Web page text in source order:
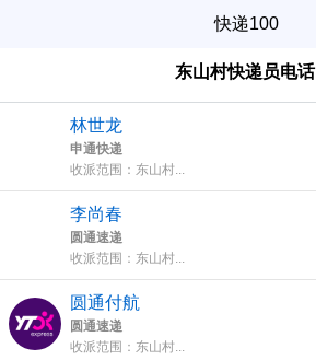
快递100
东山村快递员电话
林世龙
申通快递
收派范围：东山村...
李尚春
圆通速递
收派范围：东山村...
圆通付航
圆通速递
收派范围：东山村...